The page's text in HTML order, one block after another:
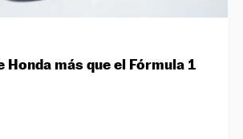
Honda más que el Fórmula 1